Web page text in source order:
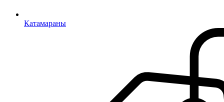
Катамараны